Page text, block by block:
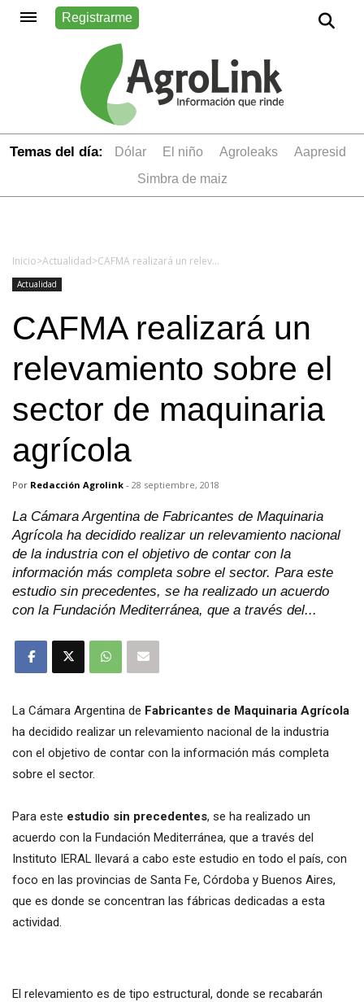
Registrarme
Temas del día: dólar el niño Agroleaks
aapresid
simbra de maiz
Inicio>Actualidad> CAFMA realizará un relevamiento sobre el sector de maquinaria agrícola
Actualidad
CAFMA realizará un
relevamiento sobre el
sector de maquinaria
agrícola
Por Redacción Agrolink - 28 septiembre, 2018
La Cámara Argentina de Fabricantes de Maquinaria
Agrícola ha decidido realizar un relevamiento nacional
de la industria con el objetivo de contar con la
información más completa sobre el sector. Para este
estudio sin precedentes, se ha realizado un acuerdo
con la Fundación Mediterránea, que a través del...
La Cámara Argentina de Fabricantes de Maquinaria Agrícola
ha decidido realizar un relevamiento nacional de la industria
con el objetivo de contar con la información más completa
sobre el sector.
Para este estudio sin precedentes, se ha realizado un
acuerdo con la Fundación Mediterránea, que a través del
Instituto IERAL llevará a cabo este estudio en todo el país, con
foco en las provincias de Santa Fe, Córdoba y Buenos Aires,
que es donde se concentran las fábricas dedicadas a esta
actividad.
El relevamiento es de tipo estructural, donde se recabarán